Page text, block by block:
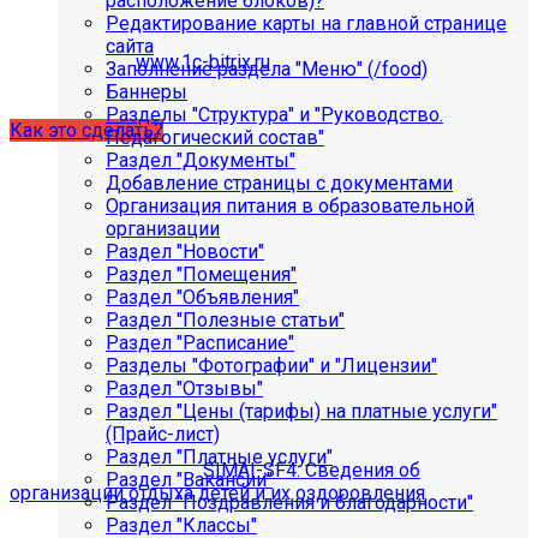
некорректно отображаться срок действия лицензии.
Убедитесь, что в настройках «Главного модуля»
указан адрес:www.1c-bitrix.ru.
Затем запустите обновление через «Систему
обновлений».
Как это сделать?
Как добавить раздел "Сведения об
организации отдыха детей и их
оздоровления"?
Приобретите модульSIMAI-SF4: Сведения об
организации отдыха детей и их оздоровления
Редактирование карты на главной странице
сайта
Заполнение раздела "Меню" (/food)
Баннеры
Разделы "Структура" и "Руководство.
Педагогический состав"
Раздел "Документы"
Добавление страницы с документами
Организация питания в образовательной
организации
Раздел "Новости"
Раздел "Помещения"
Раздел "Объявления"
Раздел "Полезные статьи"
Раздел "Расписание"
Разделы "Фотографии" и "Лицензии"
Раздел "Отзывы"
Раздел "Цены (тарифы) на платные услуги"
(Прайс-лист)
Раздел "Платные услуги"
Раздел "Вакансии"
Раздел "Поздравления и благодарности"
Раздел "Классы"